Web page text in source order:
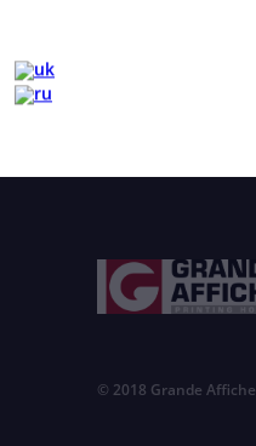
© 2018 Grande Affiche